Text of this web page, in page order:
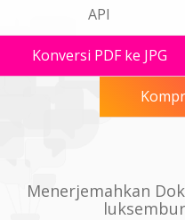
API
Konversi PDF ke JPG
Menerjemahkan